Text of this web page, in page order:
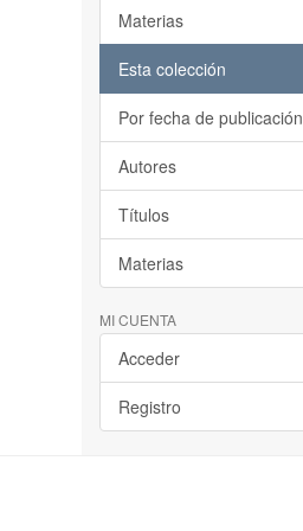
Materias
Esta colección
Por fecha de publicación
Autores
Títulos
Materias
MI CUENTA
Acceder
Registro